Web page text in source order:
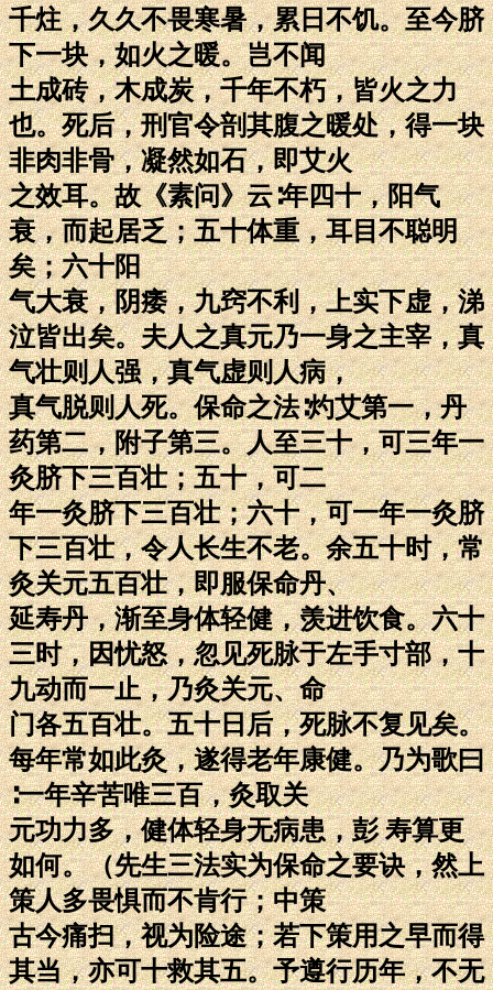
千炷，久久不畏寒暑，累日不饥。至今脐
下一块，如火之暖。岂不闻
土成砖，木成炭，千年不朽，皆火之力
也。死后，刑官令剖其腹之暖处，得一块
非肉非骨，凝然如石，即艾火
之效耳。故《素问》云∶年四十，阳气
衰，而起居乏；五十体重，耳目不聪明
矣；六十阳
气大衰，阴痿，九窍不利，上实下虚，涕
泣皆出矣。夫人之真元乃一身之主宰，真
气壮则人强，真气虚则人病，
真气脱则人死。保命之法∶灼艾第一，丹
药第二，附子第三。人至三十，可三年一
灸脐下三百壮；五十，可二
年一灸脐下三百壮；六十，可一年一灸脐
下三百壮，令人长生不老。余五十时，常
灸关元五百壮，即服保命丹、
延寿丹，渐至身体轻健，羡进饮食。六十
三时，因忧怒，忽见死脉于左手寸部，十
九动而一止，乃灸关元、命
门各五百壮。五十日后，死脉不复见矣。
每年常如此灸，遂得老年康健。乃为歌曰
∶一年辛苦唯三百，灸取关
元功力多，健体轻身无病患，彭 寿算更
如何。（先生三法实为保命之要诀，然上
策人多畏惧而不肯行；中策
古今痛扫，视为险途；若下策用之早而得
其当，亦可十救其五。予遵行历年，不无